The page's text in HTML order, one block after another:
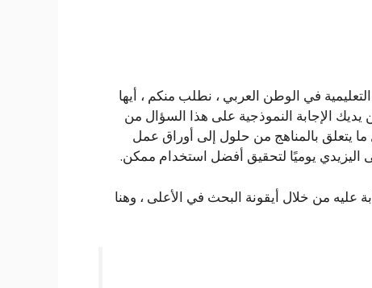
في الوطن العربي ، نطلب منكم ، أيها
يديك الإجابة النموذجية على هذا السؤال من
يتعلق بالمناهج من حلول إلى أوراق عمل
اليزيدي يوميًا لتحقيق أفضل استخدام ممكن.
عليه من خلال أيقونة البحث في الأعلى ، وهنا